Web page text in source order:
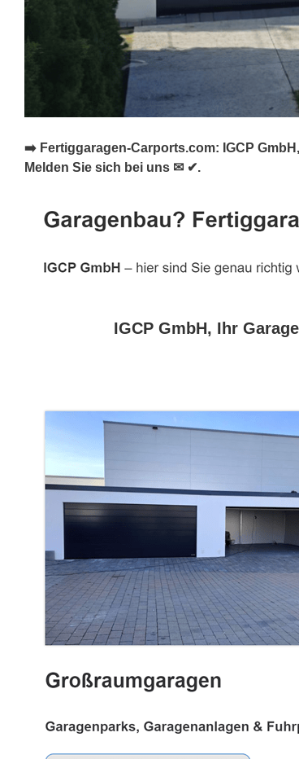
➡️ Fertiggaragen-Carports.com: IGCP
Melden Sie sich bei uns ✉ ✔.
IGCP GmbH, Ihr